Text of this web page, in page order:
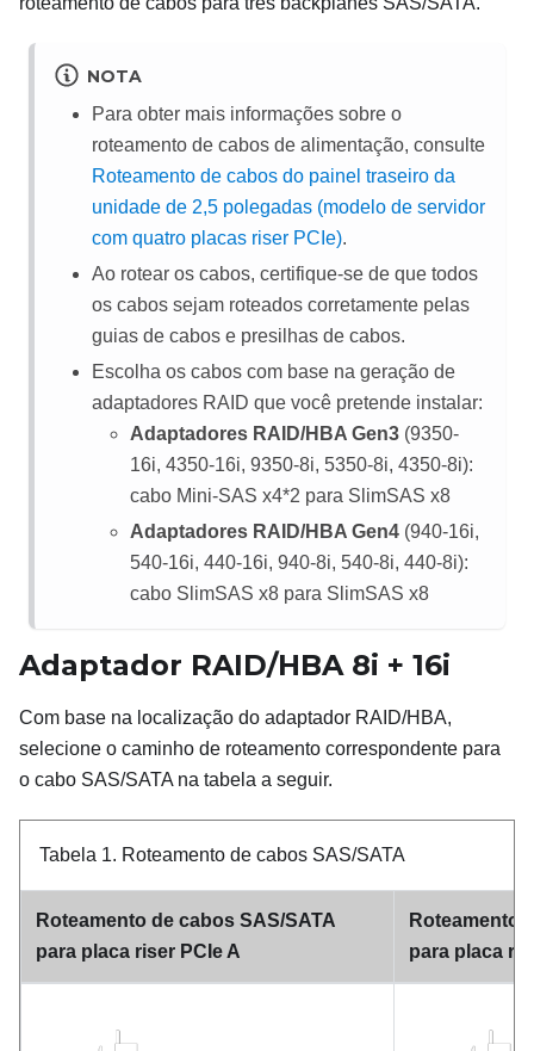
NOTA
Para obter mais informações sobre o
roteamento de cabos de alimentação, consulte
Roteamento de cabos do painel traseiro da
unidade de 2,5 polegadas (modelo de servidor
com quatro placas riser PCIe).
Ao rotear os cabos, certifique-se de que todos
os cabos sejam roteados corretamente pelas
guias de cabos e presilhas de cabos.
Escolha os cabos com base na geração de
adaptadores RAID que você pretende instalar:
Adaptadores RAID/HBA Gen3 (9350-
16i, 4350-16i, 9350-8i, 5350-8i, 4350-8i):
cabo Mini-SAS x4*2 para SlimSAS x8
Adaptadores RAID/HBA Gen4 (940-16i,
540-16i, 440-16i, 940-8i, 540-8i, 440-8i):
cabo SlimSAS x8 para SlimSAS x8
Adaptador RAID/HBA 8i + 16i
Com base na localização do adaptador RAID/HBA,
selecione o caminho de roteamento correspondente para
o cabo SAS/SATA na tabela a seguir.
Tabela 1. Roteamento de cabos SAS/SATA
Roteamento de cabos SAS/SATA
para placa riser PCIe A
Roteamento
para placa